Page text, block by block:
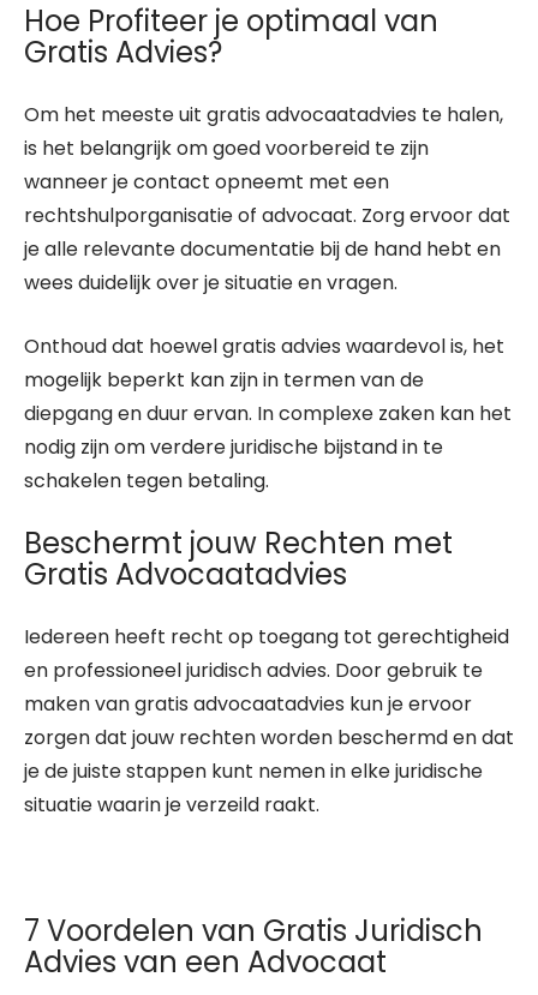
Hoe Profiteer je optimaal van
Gratis Advies?
Om het meeste uit gratis advocaatadvies te halen,
is het belangrijk om goed voorbereid te zijn
wanneer je contact opneemt met een
rechtshulporganisatie of advocaat. Zorg ervoor dat
je alle relevante documentatie bij de hand hebt en
wees duidelijk over je situatie en vragen.
Onthoud dat hoewel gratis advies waardevol is, het
mogelijk beperkt kan zijn in termen van de
diepgang en duur ervan. In complexe zaken kan het
nodig zijn om verdere juridische bijstand in te
schakelen tegen betaling.
Beschermt jouw Rechten met
Gratis Advocaatadvies
Iedereen heeft recht op toegang tot gerechtigheid
en professioneel juridisch advies. Door gebruik te
maken van gratis advocaatadvies kun je ervoor
zorgen dat jouw rechten worden beschermd en dat
je de juiste stappen kunt nemen in elke juridische
situatie waarin je verzeild raakt.
7 Voordelen van Gratis Juridisch
Advies van een Advocaat